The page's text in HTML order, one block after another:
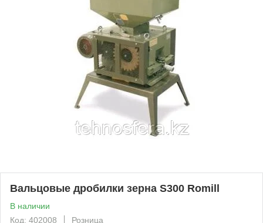
Вальцовые дробилки зерна S300 Romill
В наличии
Код: 402008
Розница